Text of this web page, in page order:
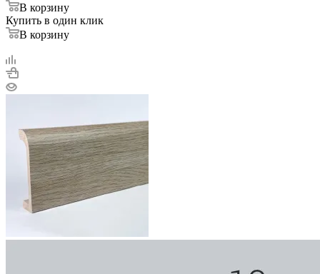
В корзину
Купить в один клик
В корзину